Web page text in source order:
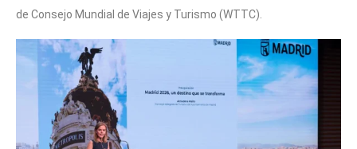
de Consejo Mundial de Viajes y Turismo (WTTC).